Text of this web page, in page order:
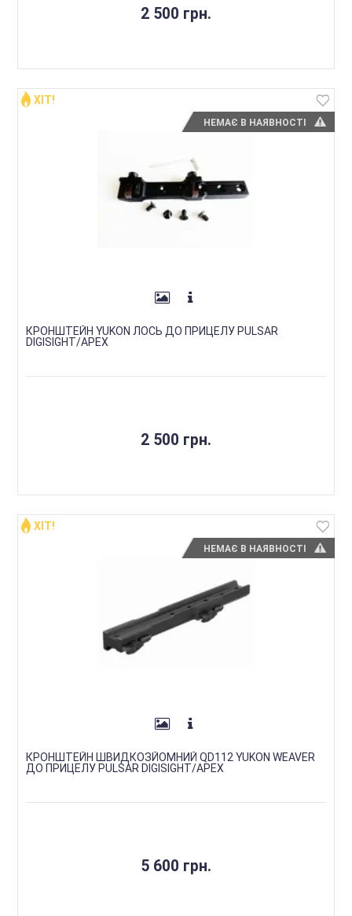
2 500 грн.
НЕМАЄ В НАЯВНОСТІ
ХІТ!
КРОНШТЕЙН YUKON ЛОСЬ ДО ПРИЦЕЛУ PULSAR
DIGISIGHT/APEX
2 500 грн.
НЕМАЄ В НАЯВНОСТІ
ХІТ!
КРОНШТЕЙН ШВИДКОЗЙОМНИЙ QD112 YUKON WEAVER
ДО ПРИЦЕЛУ PULSAR DIGISIGHT/APEX
5 600 грн.